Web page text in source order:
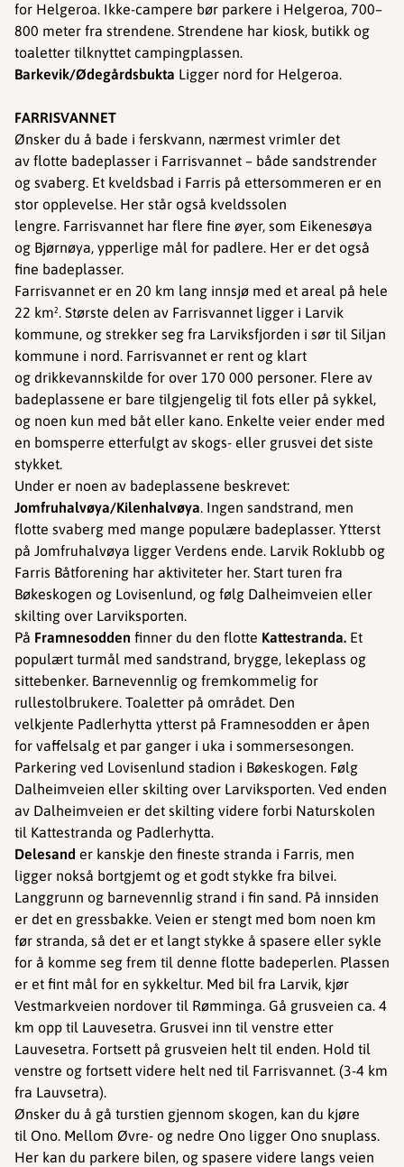
for Helgeroa. Ikke-campere bør parkere i Helgeroa, 700–
800 meter fra strendene. Strendene har kiosk, butikk og
toaletter tilknyttet campingplassen.
Barkevik/Ødegårdsbukta Ligger nord for Helgeroa.
FARRISVANNET
Ønsker du å bade i ferskvann, nærmest vrimler det
av flotte badeplasser i Farrisvannet – både sandstrender
og svaberg. Et kveldsbad i Farris på ettersommeren er en
stor opplevelse. Her står også kveldssolen
lengre. Farrisvannet har flere fine øyer, som Eikenesøya
og Bjørnøya, ypperlige mål for padlere. Her er det også
fine badeplasser.
Farrisvannet er en 20 km lang innsjø med et areal på hele
22 km². Største delen av Farrisvannet ligger i Larvik
kommune, og strekker seg fra Larviksfjorden i sør til Siljan
kommune i nord. Farrisvannet er rent og klart
og drikkevannskilde for over 170 000 personer. Flere av
badeplassene er bare tilgjengelig til fots eller på sykkel,
og noen kun med båt eller kano. Enkelte veier ender med
en bomsperre etterfulgt av skogs- eller grusvei det siste
stykket.
Under er noen av badeplassene beskrevet:
Jomfruhalvøya/Kilenhalvøya. Ingen sandstrand, men
flotte svaberg med mange populære badeplasser. Ytterst
på Jomfruhalvøya ligger Verdens ende. Larvik Roklubb og
Farris Båtforening har aktiviteter her. Start turen fra
Bøkeskogen og Lovisenlund, og følg Dalheimveien eller
skilting over Larviksporten. ​​
På Framnesodden finner du den flotte Kattestranda. Et
populært turmål med sandstrand, brygge, lekeplass og
sittebenker. Barnevennlig og fremkommelig for
rullestolbrukere. Toaletter på området. Den
velkjente Padlerhytta ytterst på Framnesodden er åpen
for vaffelsalg et par ganger i uka i sommersesongen.
Parkering ved Lovisenlund stadion i Bøkeskogen. Følg
Dalheimveien eller skilting over Larviksporten. Ved enden
av Dalheimveien er det skilting videre forbi Naturskolen
til Kattestranda og Padlerhytta.
Delesand er kanskje den fineste stranda i Farris, men
ligger nokså bortgjemt og et godt stykke fra bilvei.
Langgrunn og barnevennlig strand i fin sand. På innsiden
er det en gressbakke. Veien er stengt med bom noen km
før stranda, så det er et langt stykke å spasere eller sykle
for å komme seg frem til denne flotte badeperlen. Plassen
er et fint mål for en sykkeltur. Med bil fra Larvik, kjør
Vestmarkveien nordover til Rømminga. Gå grusveien ca. 4
km opp til Lauvesetra. Grusvei inn til venstre etter
Lauvesetra. Fortsett på grusveien helt til enden. Hold til
venstre og fortsett videre helt ned til Farrisvannet. (3-4 km
fra Lauvsetra).
Ønsker du å gå turstien gjennom skogen, kan du kjøre
til Ono. Mellom Øvre- og nedre Ono ligger Ono snuplass.
Her kan du parkere bilen, og spasere videre langs veien